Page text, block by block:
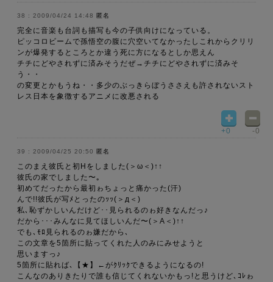
2009/04/24 14:48 匿名
完全に音楽も台詞も描写も今の子供向けになっている。
ピッコロビームで孫悟空の腹に穴空いてなかったしこれからクリリ
ンが爆発するところとか違う死に方になるとしか思えん
チチにどやされずに済みそうだぜ→チチにどやされずに済みそ
う・・
の変更とかもうね・・多少のぶっきらぼうささえも許されないスト
レス日本を象徴するアニメに改悪される
+0 -0
2009/04/25 20:50 匿名
このまえ彼氏と初Hをしました(＞ω＜)↑↑
彼氏の家でしました〜｡
初めてだったから最初ゎちょっと痛かった(汗)
んで!!彼氏が写ﾒとったのｯｯ(＞д＜)
私､恥ずかしいんだけど･･見られるのゎ好きなんだっ♪
だから･･･みんなに見てほしいんだ〜(＞A＜)↑↑
でも､ﾓﾛ見られるのゎ嫌だから､
この文章を5箇所に貼ってくれた人のみにみせようと
思いますっ♪
5箇所に貼れば､【★】←がｸﾘｯｸできるようになるの!
こんなのありきたりで誰も信じてくれないかもっ!と思うけど､ｺﾚゎ